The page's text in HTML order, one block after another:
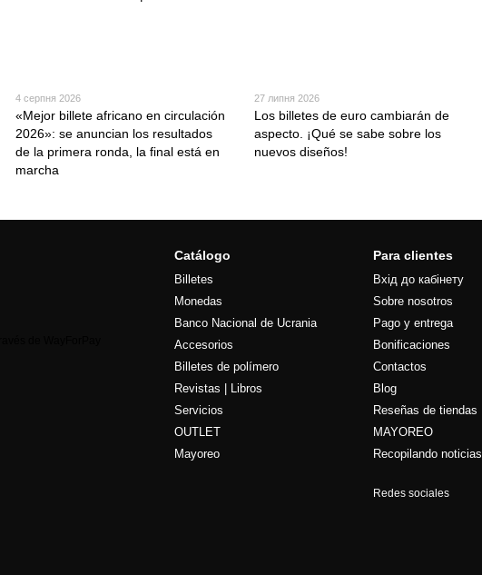
4 серпня 2026
«Mejor billete africano en circulación
2026»: se anuncian los resultados
de la primera ronda, la final está en
marcha
27 липня 2026
Los billetes de euro cambiarán de
aspecto. ¡Qué se sabe sobre los
nuevos diseños!
Catálogo
Billetes
Monedas
Banco Nacional de Ucrania
Accesorios
Billetes de polímero
Revistas | Libros
Servicios
OUTLET
Mayoreo
Para clientes
Вхід до кабінету
Sobre nosotros
Pago y entrega
Bonificaciones
Contactos
Blog
Reseñas de tiendas
MAYOREO
Recopilando noticias
Redes sociales